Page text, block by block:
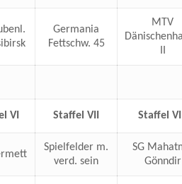
Germania
Fettschw. 45
MTV
VI Staffel VII Staffel
Spielfelder m.
verd. sein
SG
Gönndir